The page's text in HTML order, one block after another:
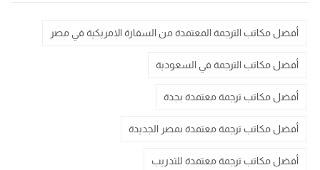
أفضل مكاتب الترجمة المعتمدة من السفارة الامريكية في مصر
أفضل مكاتب الترجمة في السعودية
أفضل مكاتب ترجمة معتمدة بجدة
أفضل مكاتب ترجمة معتمدة بمصر الجديدة
أفضل مكاتب ترجمة معتمدة للتدريب